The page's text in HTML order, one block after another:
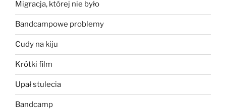
Migracja, której nie było
Bandcampowe problemy
Cudy na kiju
Krótki film
Upał stulecia
Bandcamp